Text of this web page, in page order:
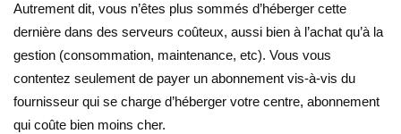
Autrement dit, vous n’êtes plus sommés d’héberger cette
dernière dans des serveurs coûteux, aussi bien à l’achat qu’à la
gestion (consommation, maintenance, etc). Vous vous
contentez seulement de payer un abonnement vis-à-vis du
fournisseur qui se charge d’héberger votre centre, abonnement
qui coûte bien moins cher.